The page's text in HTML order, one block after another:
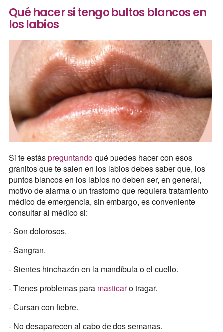
Qué hacer si tengo bultos blancos en
los labios
Si te estáspreguntandoqué puedes hacer con esos
granitos que te salen en los labios debes saber que, los
puntos blancos en los labios no deben ser, en general,
motivo de alarma o un trastorno que requiera tratamiento
médico de emergencia, sin embargo, es conveniente
consultar al médico si:
- Son dolorosos.
- Sangran.
- Sientes hinchazón en la mandíbula o el cuello.
- Tienes problemas para masticaro tragar.
- Cursan con fiebre.
- No desaparecen al cabo de dos semanas.